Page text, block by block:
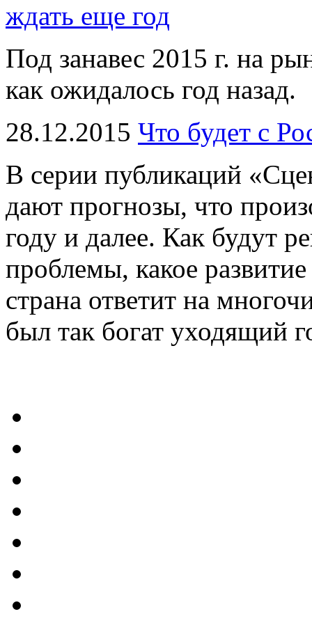
ждать еще год
Под занавес 2015 г. на
как ожидалось год назад.
28.12.2015 Что будет с
В серии публикаций
дают прогнозы, что
году и далее. Как будут
проблемы, какое
страна ответит на
был так богат уходящий